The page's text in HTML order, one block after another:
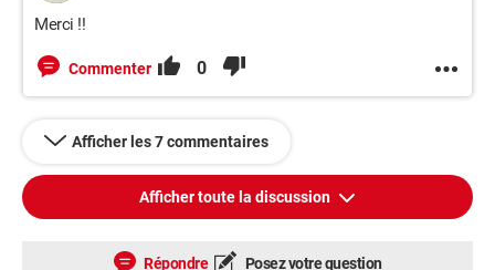
Merci !!
Commenter 0
Afficher les 7 commentaires
Afficher toute la discussion
Répondre Posez votre question